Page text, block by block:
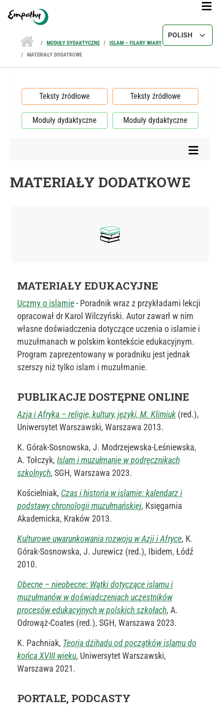
Select your
MODUŁY DYDAKTYCZNE
ISLAM – FILARY WIARY
MATERIAŁY DODATKOWE
MATERIAŁY DODATKOWE
MATERIAŁY EDUKACYJNE
Uczmy o islamie- Poradnik wraz z przykładami lekcji
opracował dr Karol Wilczyński. Autor zawarł w nim
własne doświadczenia dotyczące uczenia o islamie i
muzułmanach w polskim kontekście edukacyjnym.
Program zaprezentowany w poradniku jest jednak
szerszy niż tylko islam i muzułmanie.
PUBLIKACJE DOSTĘPNE ONLINE
Azja i Afryka – religie, kultury, języki, M. Klimiuk (red.),
Uniwersytet Warszawski, Warszawa 2013.
K. Górak-Sosnowska, J. Modrzejewska-Leśniewska,
A. Tołczyk, Islam i muzułmanie w podręcznikach
szkolnych, SGH, Warszawa 2023.
Kościelniak, Czas i historia w islamie: kalendarz i
podstawy chronologii muzułmańskiej, Księgarnia
Akademicka, Kraków 2013.
Kulturowe uwarunkowania rozwoju w Azji i Afryce, K.
Górak-Sosnowska, J. Jurewicz (red.), Ibidem, Łódź
2010.
Obecne – nieobecne: Wątki dotyczące islamu i
muzułmanów w doświadczeniach uczestników
procesów edukacyjnych w polskich szkołach, A.
Odrowąż-Coates (red.), SGH, Warszawa 2023​.
K. Pachniak, Teoria dżihadu od początków islamu do
końca XVIII wieku, Uniwersytet Warszawski,
Warszawa 2021.
PORTALE, PODCASTY
Teksty źródłowe Teksty źródłowe
Moduły dydaktyczne Moduły dydaktyczne